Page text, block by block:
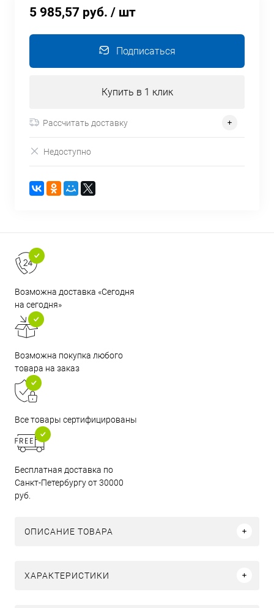
5 985,57 руб. / шт
Подписаться
Купить в 1 клик
Рассчитать доставку
Недоступно
Возможна доставка «Сегодня
на сегодня»
Возможна покупка любого
товара на заказ
Все товары сертифицированы
Бесплатная доставка по
Санкт-Петербургу от 30000
руб.
ОПИСАНИЕ ТОВАРА
ХАРАКТЕРИСТИКИ